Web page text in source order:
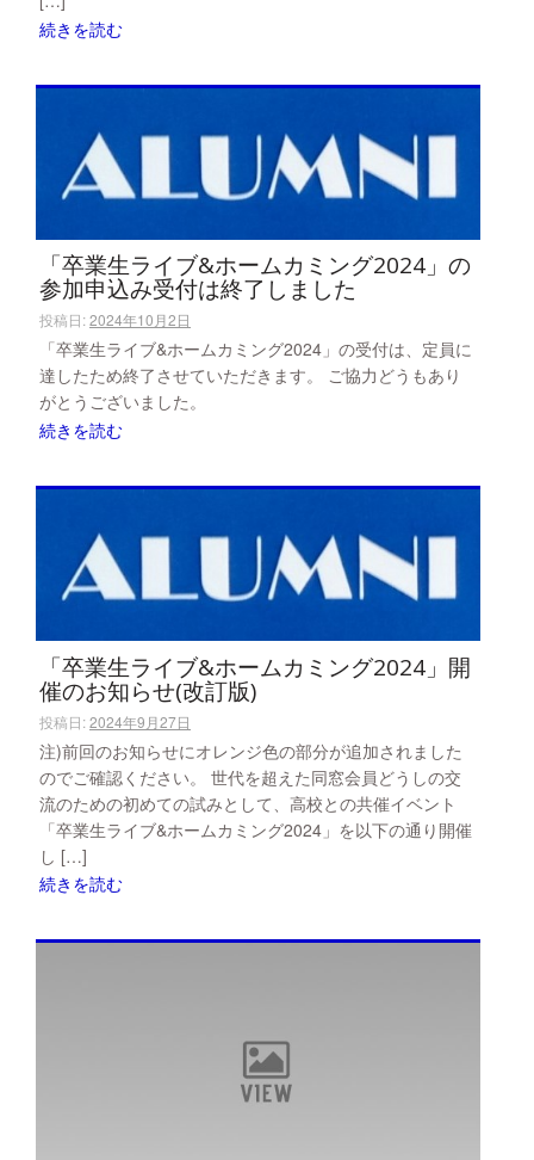
続きを読む
「卒業生ライブ&ホームカミング2024」の
参加申込み受付は終了しました
投稿日:2024年10月2日
「卒業生ライブ&ホームカミング2024」の受付は、定員に
達したため終了させていただきます。 ご協力どうもあり
がとうございました。
続きを読む
「卒業生ライブ&ホームカミング2024」開
催のお知らせ(改訂版)
投稿日:2024年9月27日
注)前回のお知らせにオレンジ色の部分が追加されました
のでご確認ください。 世代を超えた同窓会員どうしの交
流のための初めての試みとして、高校との共催イベント
「卒業生ライブ&ホームカミング2024」を以下の通り開催
し […]
続きを読む